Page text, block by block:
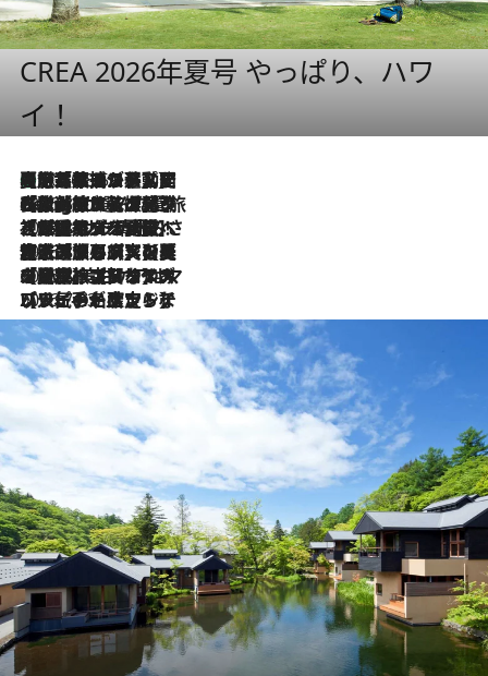
CREA 2026年夏号 やっぱり、ハワ
イ！
2026.8.5
【厳選旅コスメ】国内をあちこち移動する河井菜摘が選んだ夏旅ベストコスメ発表！「リラックスアイテムはマスト」【Mサイズジップ】
2026.8.4
【厳選旅コスメ】「紫外線＆乾燥対策しながらメイク感も！」ヘア＆メイクGeorgeが選んだ夏旅ベストコスメを発表！【Mサイズジップ】
2026.8.3
【厳選旅コスメ】「保湿もタイパ重視！」“サウナ好き”タレント清水みさとが愛用する夏旅ベストコスメを発表！【Mサイズジップ】
2026.8.2
【厳選旅コスメ】美容家・瀬戸麻実の夏旅ベストコスメを発表！「ストレスなく使えるクレンジング＆洗顔は必須」【Mサイズジップ】
2026.8.1
【厳選旅コスメ】「UV＆美白ケアはマスト！」フリーアナウンサー宇賀なつみの夏旅ベストコスメを発表！【Mサイズジップ】
2026.7.23
【リピート確定！】ハワイの名店ランチプレートとサンドイッチ、手が止まらない人気ドーナツ